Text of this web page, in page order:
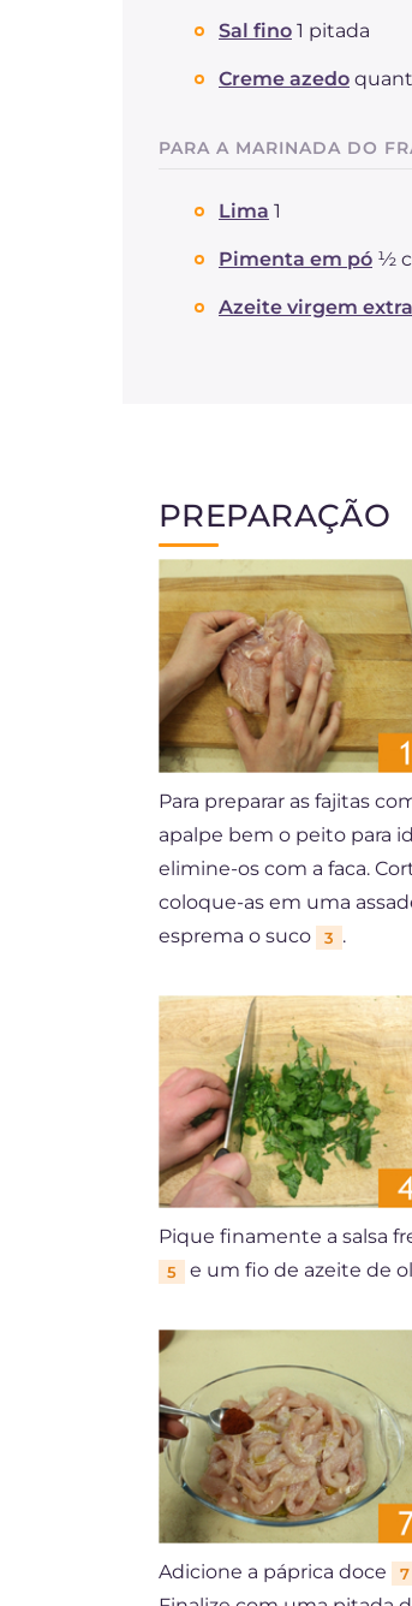
Sal fino 1 pitada
Creme azedo
PARA A MARINADA DO
Lima 1
Pimenta em pó ½
Azeite virgem extra
PREPARAÇÃO
Para preparar as fajitas
apalpe bem o peito para
elimine-os com a faca.
coloque-as em uma
esprema o suco
3 .
Pique finamente a salsa
5 e um fio de azeite de
Adicione a páprica doce 7